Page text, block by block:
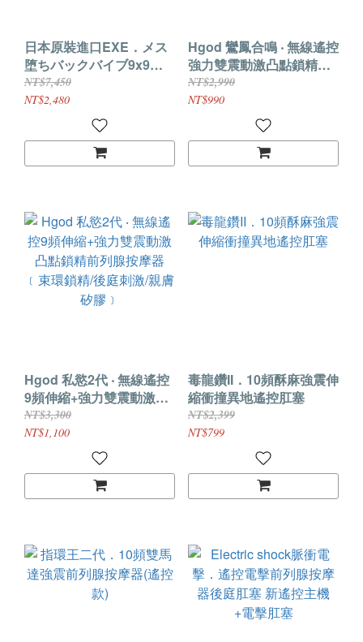
日本原裝進口EXE．メス
堕ちバックバイブ9x9滑
珠遙控雙震搖擺後庭按摩
器
NT$7,450
NT$2,480
Hgod 鸞鳳合鳴 ‧ 無線遙控
強力雙震動激凸點鎖精深
入前列腺按摩器﹝7頻雙強
震點/雙環鎖精/親膚矽膠/
NT$2,990
NT$990
Hgod 私慾2代 ‧ 無線遙控
9頻伸縮+強力雙震動激凸
點鎖精前列腺按摩器﹝束
環鎖精/後庭刺激/親膚矽
NT$3,300
NT$1,100
毒龍鑽II．10頻酥麻強震伸
縮衝撞異地遙控肛塞
NT$2,399
NT$799